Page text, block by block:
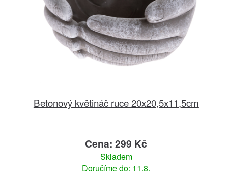
Betonový květináč ruce 20x20,5x11,5cm
Cena: 299 Kč
Skladem
Doručíme do: 11.8.